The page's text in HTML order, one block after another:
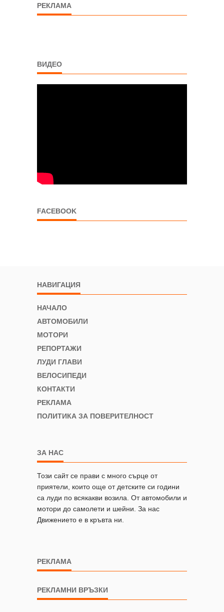
РЕКЛАМА
ВИДЕО
FACEBOOK
НАВИГАЦИЯ
НАЧАЛО
АВТОМОБИЛИ
МОТОРИ
РЕПОРТАЖИ
ЛУДИ ГЛАВИ
ВЕЛОСИПЕДИ
КОНТАКТИ
РЕКЛАМА
ПОЛИТИКА ЗА ПОВЕРИТЕЛНОСТ
ЗА НАС
Този сайт се прави с много сърце от
приятели, които още от детските си години
са луди по всякакви возила. От автомобили и
мотори до самолети и шейни. За нас
Движението е в кръвта ни.
РЕКЛАМА
РЕКЛАМНИ ВРЪЗКИ